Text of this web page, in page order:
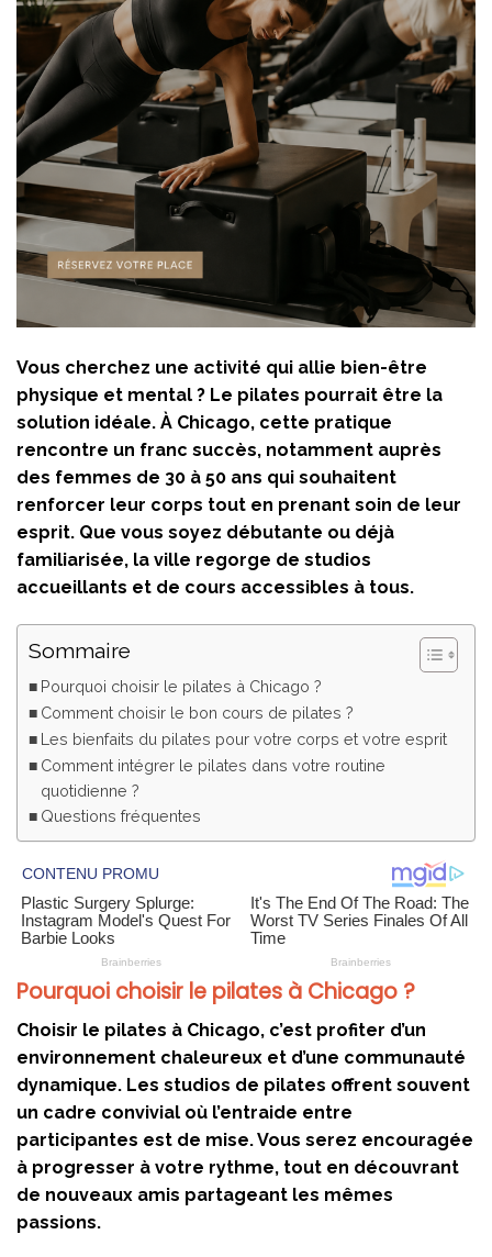
Vous cherchez une activité qui allie bien-être
physique et mental ? Le pilates pourrait être la
solution idéale. À Chicago, cette pratique
rencontre un franc succès, notamment auprès
des femmes de 30 à 50 ans qui souhaitent
renforcer leur corps tout en prenant soin de leur
esprit. Que vous soyez débutante ou déjà
familiarisée, la ville regorge de studios
accueillants et de cours accessibles à tous.
Sommaire
Pourquoi choisir le pilates à Chicago ?
Comment choisir le bon cours de pilates ?
Les bienfaits du pilates pour votre corps et votre esprit
Comment intégrer le pilates dans votre routine
quotidienne ?
Questions fréquentes
Pourquoi choisir le pilates à Chicago ?
Choisir le pilates à Chicago, c’est profiter d’un
environnement chaleureux et d’une communauté
dynamique. Les studios de pilates offrent souvent
un cadre convivial où l’entraide entre
participantes est de mise. Vous serez encouragée
à progresser à votre rythme, tout en découvrant
de nouveaux amis partageant les mêmes
passions.